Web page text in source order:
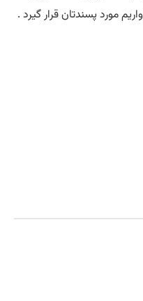
مورد پسندتان قرار گیرد .